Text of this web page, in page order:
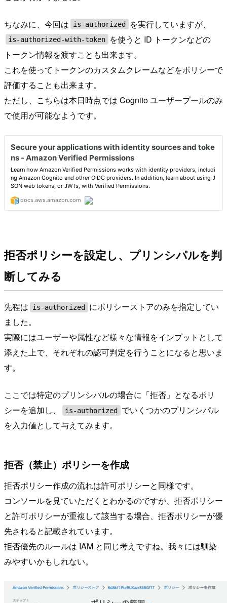
ちなみに、今回は is-authorized を実行していますが、
is-authorized-with-token
を使うと ID トークンなどの
トークン情報を渡すことも出来ます。
これを使ってトークンのカスタムクレームなどをポリシーで
評価することも出来ます。
ただし、こちらは本日時点では Cognito ユーザープールのみ
で使用が可能なようです。
拒否ポリシーを設定し、プリンシパルを判
断してみる
先程は is-authorized にポリシーストアのみを指定してい
ました。
実際にはユーザーや属性など様々な情報をインプットとして
添えた上で、それぞれの認可判定を行うことになると思いま
す。
ここでは特定のプリンシパルの場合に「拒否」となるポリ
シーを追加し、
is-authorized でいくつかのプリンシパル
を入力値として与えてみます。
拒否（禁止）ポリシーを作成
拒否ポリシー作成の流れは許可ポリシーと同様です。
コンソールを見ていただくとわかるのですが、拒否ポリシー
と許可ポリシーが重複して該当する場合、拒否ポリシーが優
先されると記載されています。
拒否優先のルールは IAM と同じ考えですね。我々には馴染
みやすいかもしれない。